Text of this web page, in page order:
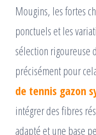
Mougins, les fortes
ponctuels et les
sélection rigoureuse
précisément pour
de tennis gazon
intégrer des fibres
adapté et une base